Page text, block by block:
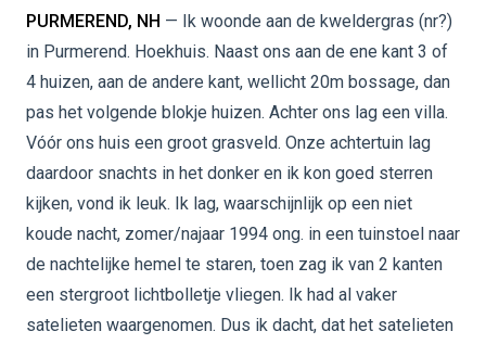
PURMEREND, NH — Ik woonde aan de kweldergras (nr?)
in Purmerend. Hoekhuis. Naast ons aan de ene kant 3 of
4 huizen, aan de andere kant, wellicht 20m bossage, dan
pas het volgende blokje huizen. Achter ons lag een villa.
Vóór ons huis een groot grasveld. Onze achtertuin lag
daardoor snachts in het donker en ik kon goed sterren
kijken, vond ik leuk. Ik lag, waarschijnlijk op een niet
koude nacht, zomer/najaar 1994 ong. in een tuinstoel naar
de nachtelijke hemel te staren, toen zag ik van 2 kanten
een stergroot lichtbolletje vliegen. Ik had al vaker
satelieten waargenomen. Dus ik dacht, dat het satelieten